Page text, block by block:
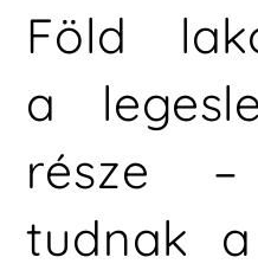
Föld
a
része
tudnak